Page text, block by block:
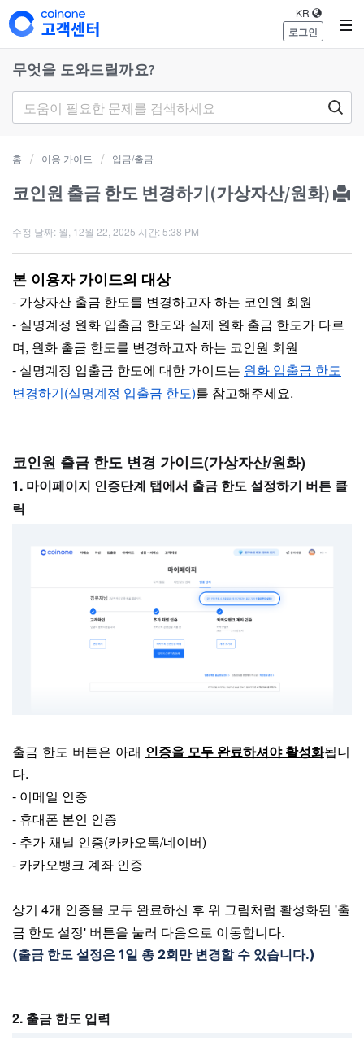
로그인
KR
무엇을 도와드릴까요?
홈 이용 가이드 입금/출금
코인원 출금 한도 변경하기(가상자산/원화)
수정 날짜: 월, 12월 22, 2025 시간: 5:38 PM
본 이용자 가이드의 대상
- 가상자산 출금 한도를 변경하고자 하는 코인원 회원
- 실명계정 원화 입출금 한도와 실제 원화 출금 한도가 다르
며, 원화 출금 한도를 변경하고자 하는 코인원 회원
- 실명계정 입출금 한도에 대한 가이드는 원화 입출금 한도
변경하기(실명계정 입출금 한도)를 참고해주세요.
코인원 출금 한도 변경 가이드(가상자산/원화)
1. 마이페이지 인증단계 탭에서 출금 한도 설정하기 버튼 클
릭
출금 한도 버튼은 아래 인증을 모두 완료하셔야 활성화됩니
다.
- 이메일 인증
- 휴대폰 본인 인증
- 추가 채널 인증(카카오톡/네이버)
- 카카오뱅크 계좌 인증
상기 4개 인증을 모두 완료하신 후 위 그림처럼 활성화된 '출
금 한도 설정' 버튼을 눌러 다음으로 이동합니다.
(출금 한도 설정은 1일 총 2회만 변경할 수 있습니다.)
2. 출금 한도 입력